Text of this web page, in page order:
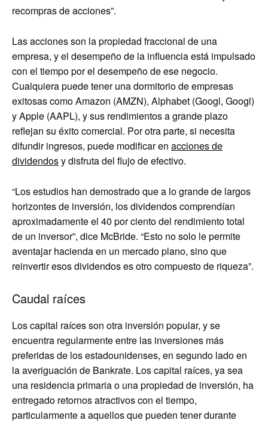
recompras de acciones”.
Las acciones son la propiedad fraccional de una
empresa, y el desempeño de la influencia está impulsado
con el tiempo por el desempeño de ese negocio.
Cualquiera puede tener una dormitorio de empresas
exitosas como Amazon (AMZN), Alphabet (Googl, Googl)
y Apple (AAPL), y sus rendimientos a grande plazo
reflejan su éxito comercial. Por otra parte, si necesita
difundir ingresos, puede modificar en acciones de
dividendosy disfruta del flujo de efectivo.
“Los estudios han demostrado que a lo grande de largos
horizontes de inversión, los dividendos comprendían
aproximadamente el 40 por ciento del rendimiento total
de un inversor”, dice McBride. “Esto no solo le permite
aventajar hacienda en un mercado plano, sino que
reinvertir esos dividendos es otro compuesto de riqueza”.
Caudal raíces
Los capital raíces son otra inversión popular, y se
encuentra regularmente entre las inversiones más
preferidas de los estadounidenses, en segundo lado en
la averiguación de Bankrate. Los capital raíces, ya sea
una residencia primaria o una propiedad de inversión, ha
entregado retornos atractivos con el tiempo,
particularmente a aquellos que pueden tener durante